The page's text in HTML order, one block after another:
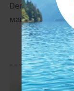
Der Ribni Ezera
манастир /